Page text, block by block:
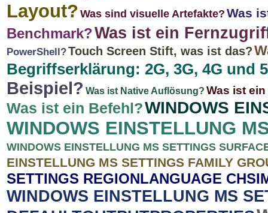
Layout? Was sind visuelle Artefakte? Was
Benchmark?Was ist ein
PowerShell?Touch Screen Stift, was ist das?
Begriffserklärung: 2G, 3G, 4G und
Beispiel? Was ist Native Auflösung? Was ist
Was ist ein Befehl?WINDOWS
WINDOWS EINSTELLUNG
WINDOWS EINSTELLUNG MS SETTINGS
EINSTELLUNG MS SETTINGS FAMILY
SETTINGS REGIONLANGUAGE
WINDOWS EINSTELLUNG MS